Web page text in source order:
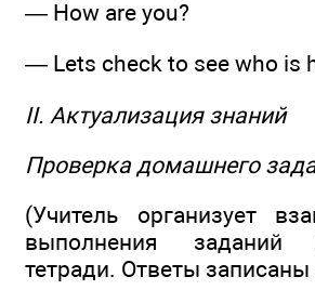
— How are you?
— Lets check to see who is
II. Актуализация знаний
Проверка домашнего
(Учитель организует
выполнения
тетради. Ответы записаны